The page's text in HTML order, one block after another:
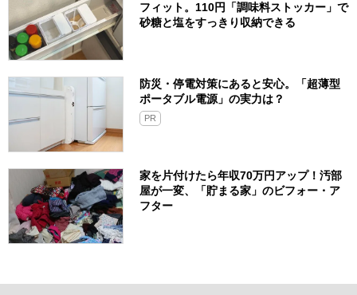
フィット。110円「調味料ストッカー」で
砂糖と塩をすっきり収納できる
防災・停電対策にあると安心。「超薄型
ポータブル電源」の実力は？​
PR
家を片付けたら年収70万円アップ！汚部
屋が一変、「貯まる家」のビフォー・ア
フター